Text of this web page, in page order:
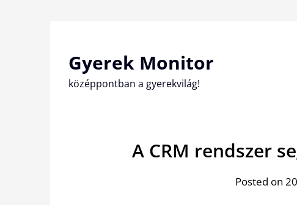
Gyerek Monitor
középpontban a gyerekvilág!
A CRM rendszer
Posted on